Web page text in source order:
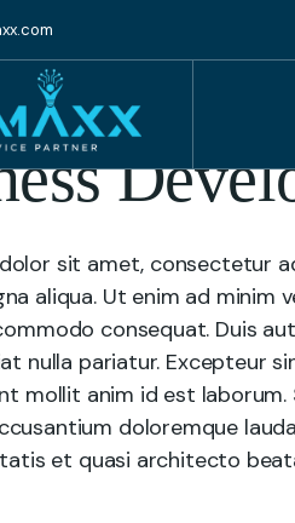
2024
sit amet, consectetur
aliqua. Ut enim ad minim
consequat. Duis
nulla pariatur. Excepteur
mollit anim id est
doloremque
et quasi architecto